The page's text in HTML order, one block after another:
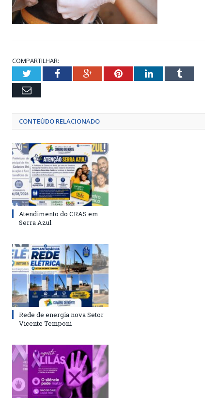
COMPARTILHAR:
TwitterFacebookGoogle+PinterestLinkedInTumblr
Email
CONTEÚDO RELACIONADO
Atendimento do CRAS em
Serra Azul
Rede de energia nova Setor
Vicente Temponi